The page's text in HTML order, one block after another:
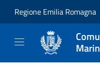
Regione Emilia Romagna